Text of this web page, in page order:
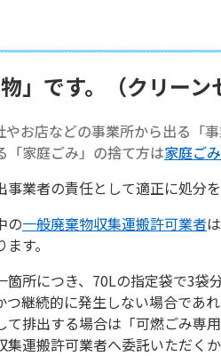
物」です。（クリー
お店などの事業所から出る「
「家庭ごみ」の捨て方は家庭ご
事業者の責任として適正に処分
の一般廃棄物収集運搬許可業者
す。
箇所につき、70Lの指定袋で3
つ継続的に発生しない場合であ
て排出する場合は「可燃ごみ
集運搬許可業者へ委託いただく